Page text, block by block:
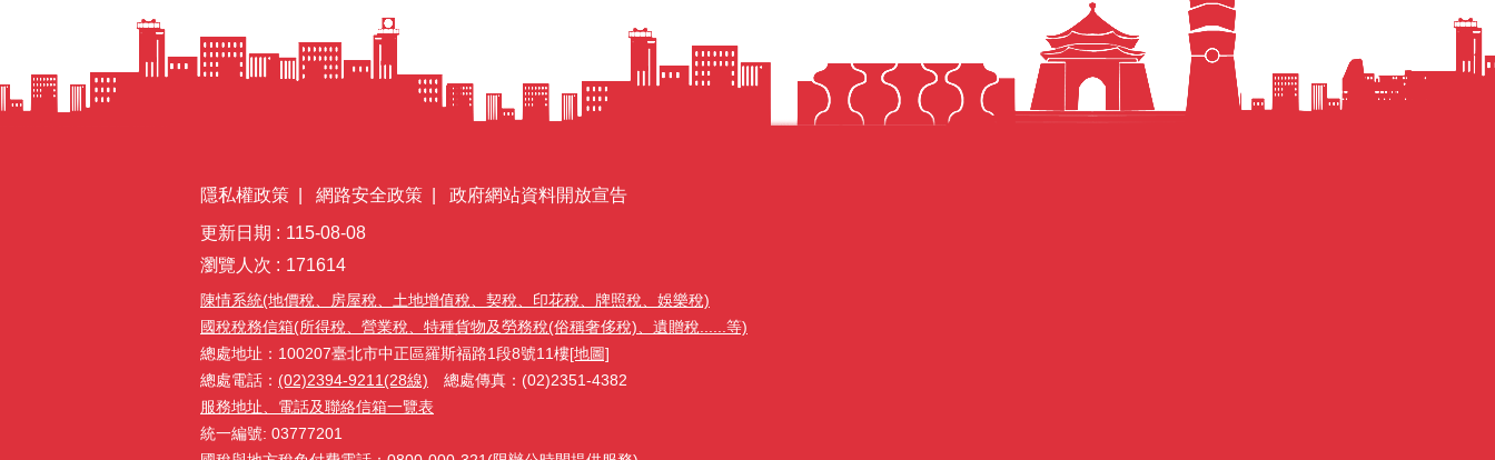
隱私權政策 網路安全政策
政府網站資料開放宣告
更新日期
115-08-08
瀏覽人次
171614
陳情系統(地價稅、房屋稅、土地增值稅、契稅、印花稅、牌照稅、娛樂稅)
國稅稅務信箱(所得稅、營業稅、特種貨物及勞務稅(俗稱奢侈稅)、遺贈稅......等)
總處地址：100207臺北市中正區羅斯福路1段8號11樓[地圖]
總處電話： (02)2394-9211(28線) 總處傳真：(02)2351-4382
服務地址、電話及聯絡信箱一覽表
統一編號: 03777201